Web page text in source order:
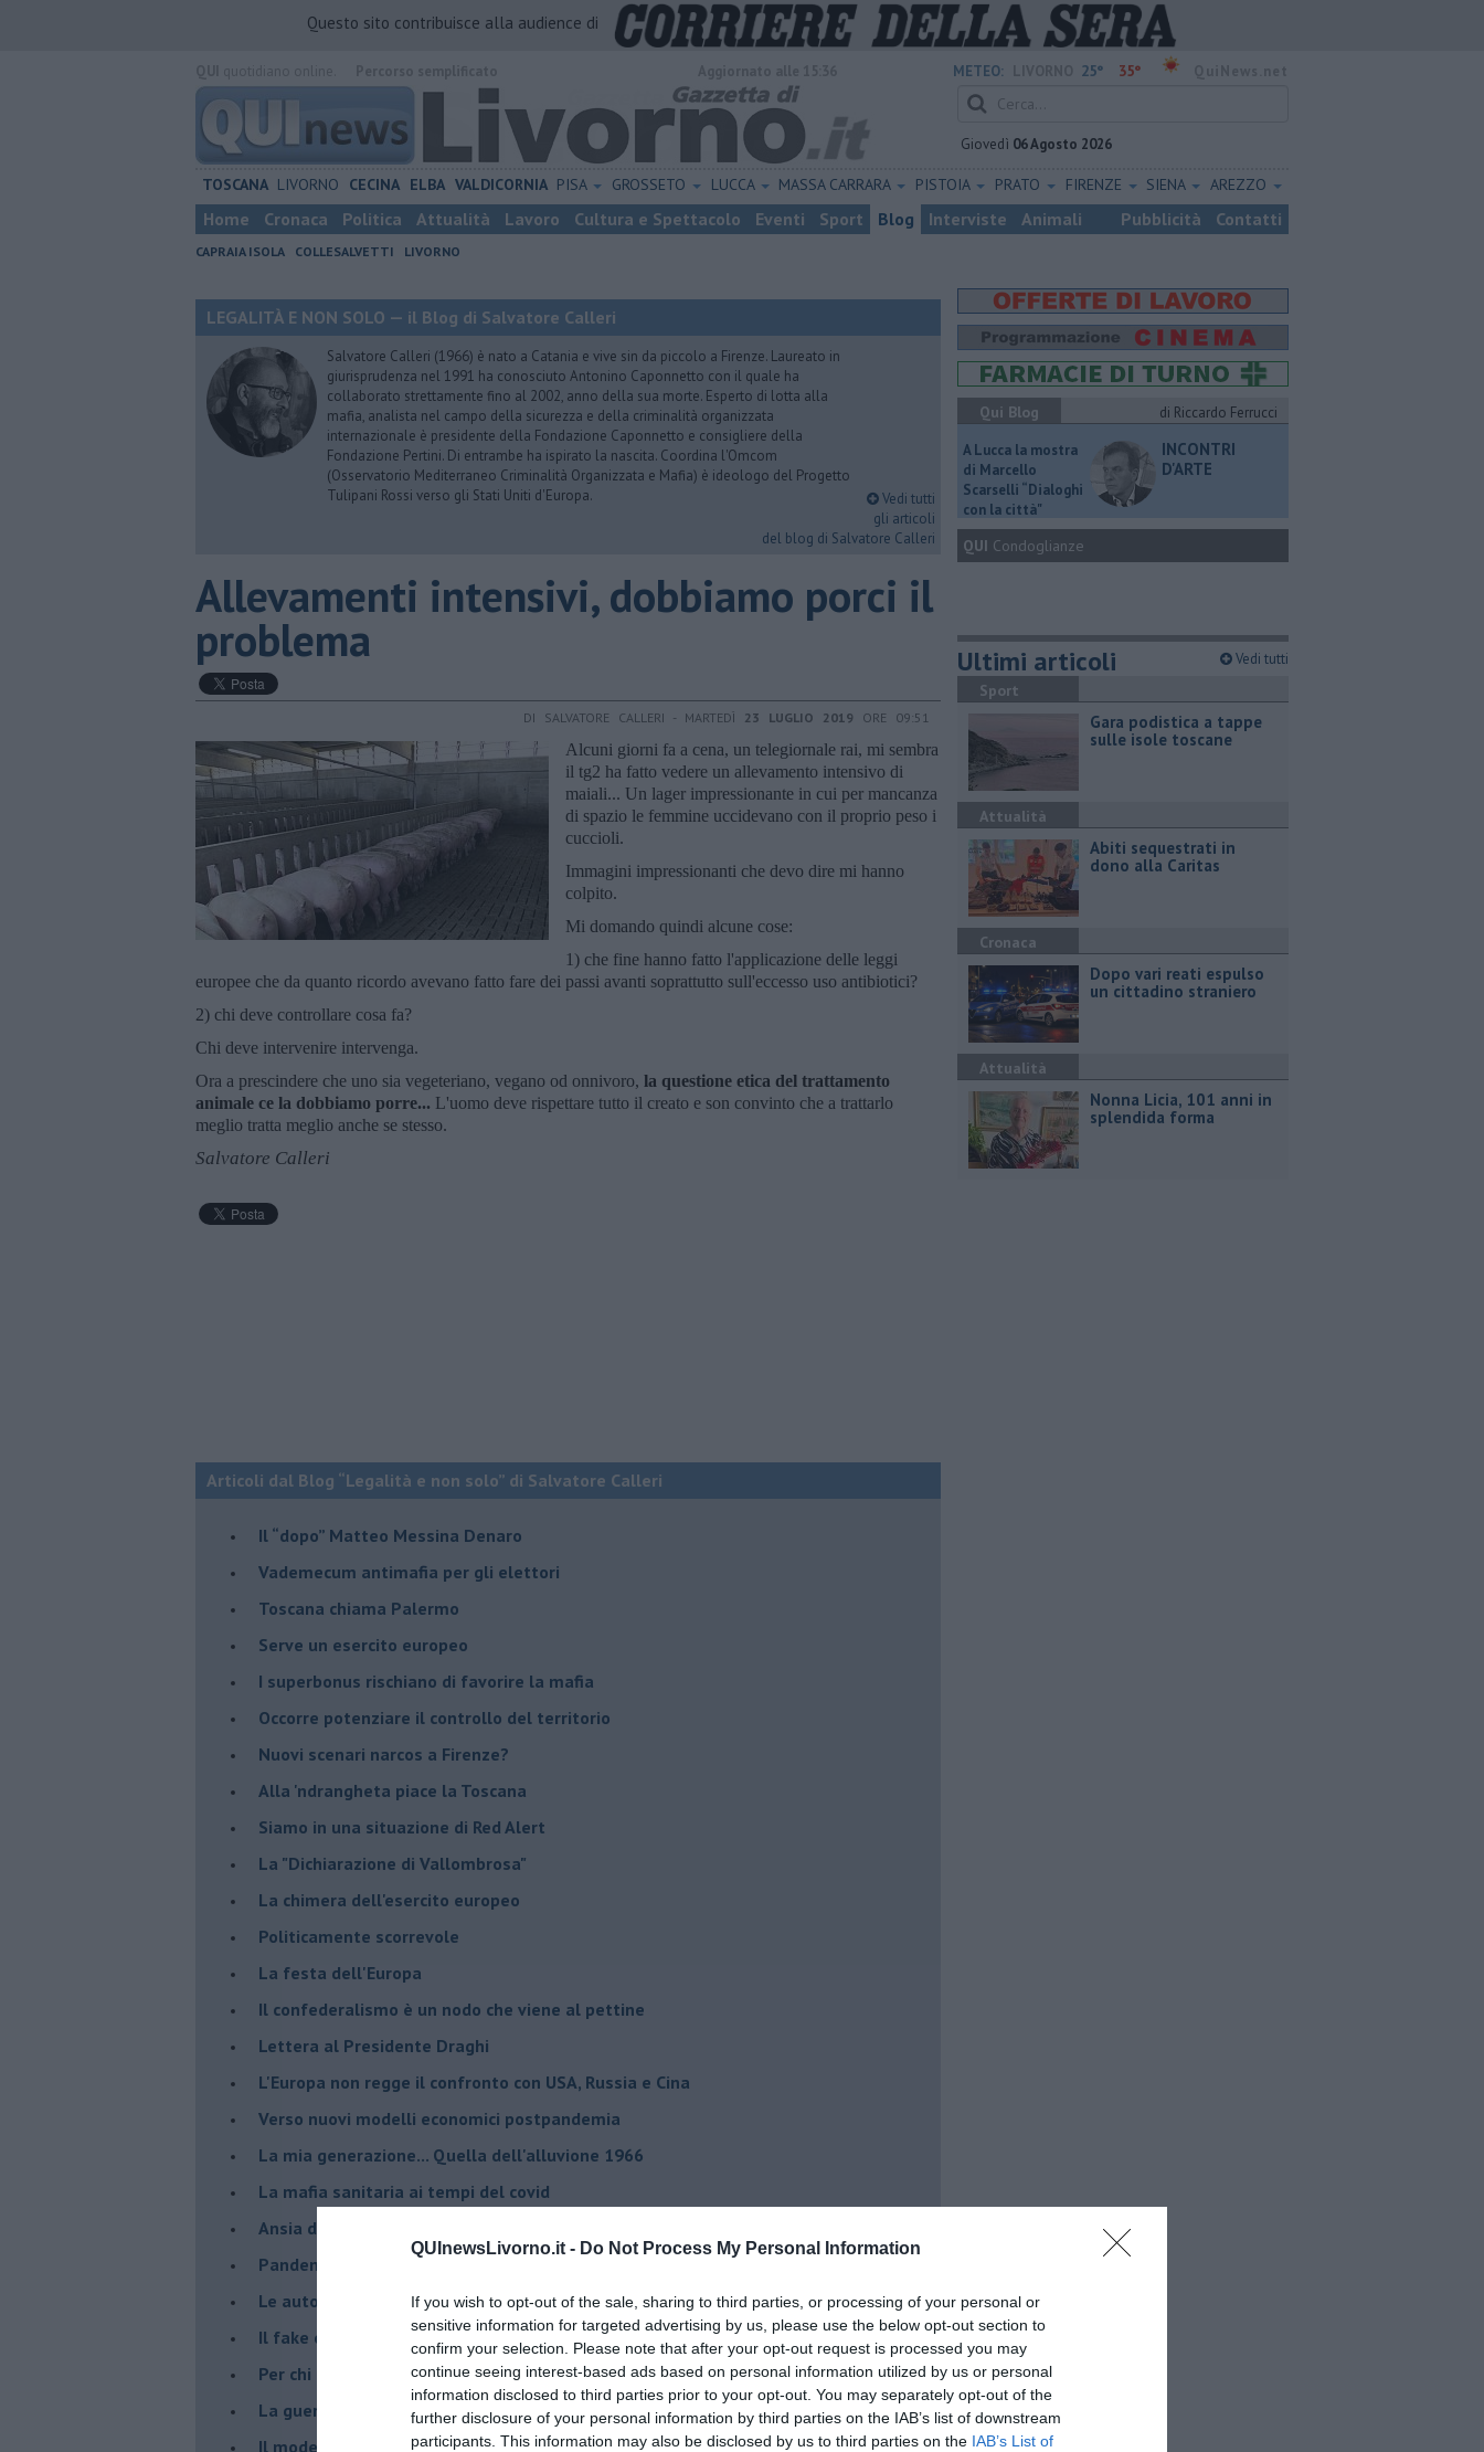
QUInewsLivorno.it - Do Not Process My Personal Information
If you wish to opt-out of the sale, sharing to third parties, or processing of your personal or
sensitive information for targeted advertising by us, please use the below opt-out section to
confirm your selection. Please note that after your opt-out request is processed you may
continue seeing interest-based ads based on personal information utilized by us or personal
information disclosed to third parties prior to your opt-out. You may separately opt-out of the
further disclosure of your personal information by third parties on the IAB’s list of downstream
participants. This information may also be disclosed by us to third parties on the IAB’s List of
Questo sito contribuisce alla audience di
METEO: 25° 35°
Giovedì 06 Agosto 2026
TOSCANA LIVORNO CECINA ELBA VALDICORNIA PISA GROSSETO LUCCA MASSA CARRARA PISTOIA PRATO FIRENZE SIENA AREZZO
Home Cronaca Politica Attualità Lavoro Cultura e Spettacolo Eventi Sport Blog Interviste Animali Pubblicità Contatti
CAPRAIA ISOLA COLLESALVETTI LIVORNO
LEGALITÀ E NON SOLO — il Blog di Salvatore Calleri
Salvatore Calleri (1966) è nato a Catania e vive sin da piccolo a Firenze. Laureato in
giurisprudenza nel 1991 ha conosciuto Antonino Caponnetto con il quale ha
collaborato strettamente fino al 2002, anno della sua morte. Esperto di lotta alla
mafia, analista nel campo della sicurezza e della criminalità organizzata
internazionale è presidente della Fondazione Caponnetto e consigliere della
Fondazione Pertini. Di entrambe ha ispirato la nascita. Coordina l'Omcom
(Osservatorio Mediterraneo Criminalità Organizzata e Mafia) è ideologo del Progetto
Tulipani Rossi verso gli Stati Uniti d'Europa.
Vedi tutti
gli articoli
del blog di Salvatore Calleri
Allevamenti intensivi, dobbiamo porci il
problema
DI SALVATORE CALLERI - MARTEDÌ 23 LUGLIO 2019 ORE 09:51
Alcuni giorni fa a cena, un telegiornale rai, mi sembra
il tg2 ha fatto vedere un allevamento intensivo di
maiali... Un lager impressionante in cui per mancanza
di spazio le femmine uccidevano con il proprio peso i
cuccioli.
Immagini impressionanti che devo dire mi hanno
colpito.
Mi domando quindi alcune cose:
1) che fine hanno fatto l'applicazione delle leggi
europee che da quanto ricordo avevano fatto fare dei passi avanti soprattutto sull'eccesso uso antibiotici?
2) chi deve controllare cosa fa?
Chi deve intervenire intervenga.
Ora a prescindere che uno sia vegeteriano, vegano od onnivoro, la questione etica del trattamento
animale ce la dobbiamo porre... L'uomo deve rispettare tutto il creato e son convinto che a trattarlo
meglio tratta meglio anche se stesso.
Salvatore Calleri
Articoli dal Blog “Legalità e non solo” di Salvatore Calleri
Il “dopo” Matteo Messina Denaro
Vademecum antimafia per gli elettori
Toscana chiama Palermo
Serve un esercito europeo
I superbonus rischiano di favorire la mafia
Occorre potenziare il controllo del territorio
​Nuovi scenari narcos a Firenze?
Alla 'ndrangheta piace la Toscana
Siamo in una situazione di Red Alert
La "Dichiarazione di Vallombrosa"
La chimera dell'esercito europeo
Politicamente scorrevole
La festa dell'Europa
Il confederalismo è un nodo che viene al pettine
Lettera al Presidente Draghi
L'Europa non regge il confronto con USA, Russia e Cina
Verso nuovi modelli economici postpandemia
​La mia generazione... Quella dell'alluvione 1966
​La mafia sanitaria ai tempi del covid
Ansia da Covid
Pandemia e modello neoliberista
Le auto diesel non son da demonizzare
​Il fake e la mafia
Per chi combatte la mafia è l'ora più buia
La guerra nell'ex Jugoslavia, se parla troppo poco
Il modello da seguire per gli Stati Uniti d'Europa
Qui Blog
di Riccardo Ferrucci
A Lucca la mostra
di Marcello
Scarselli “Dialoghi
con la città"
INCONTRI
D'ARTE
QUI Condoglianze
Ultimi articoli Vedi tutti
Sport
Gara podistica a tappe
sulle isole toscane
Attualità
Abiti sequestrati in
dono alla Caritas
Cronaca
Dopo vari reati espulso
un cittadino straniero
Attualità
Nonna Licia, 101 anni in
splendida forma